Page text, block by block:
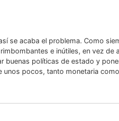
se acaba el problema. Como
e inútiles, en vez de
buenas políticas de estado y
unos pocos, tanto monetaria